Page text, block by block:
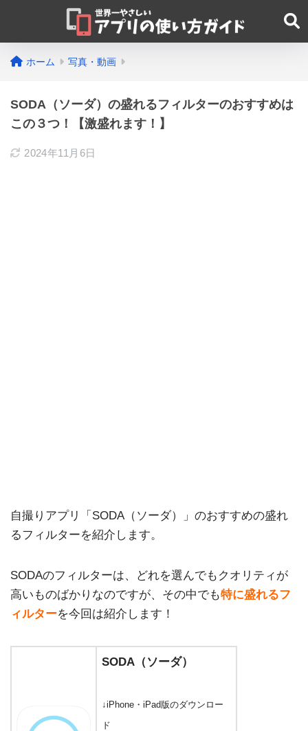
ホーム 写真・動画
SODA（ソーダ）の盛れるフィルターのおすすめは
この３つ！【激盛れます！】
2024年11月6日
自撮りアプリ「SODA（ソーダ）」のおすすめの盛れ
るフィルターを紹介します。
SODAのフィルターは、どれを選んでもクオリティが
高いものばかりなのですが、その中でも特に盛れるフ
ィルターを今回は紹介します！
SODA（ソーダ）
↓iPhone・iPad版のダウンロー
ド